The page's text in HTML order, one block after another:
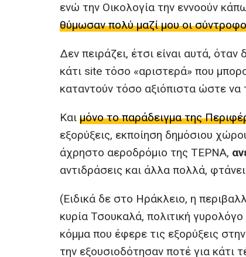
ενώ την Οικολογία την εννοούν
θύμωσαν πολύ μαζί μου οι
Δεν πειράζει, έτσι είναι αυτά,
κάτι site τόσο «αριστερά» που
καταντούν τόσο αξιόπιστα ώστε
Και μόνο το παράδειγμα της
εξορύξεις, εκποίηση δημόσιου
άχρηστο αεροδρόμιο της ΤΕΡΝΑ,
αντιδράσεις και άλλα πολλά,
(Ειδικά δε στο Ηράκλειο, η
κυρία Τσουκαλά, πολιτική
κόμμα που έφερε τις εξορύξεις
την εξουσιοδότησαν ποτέ για κάτι